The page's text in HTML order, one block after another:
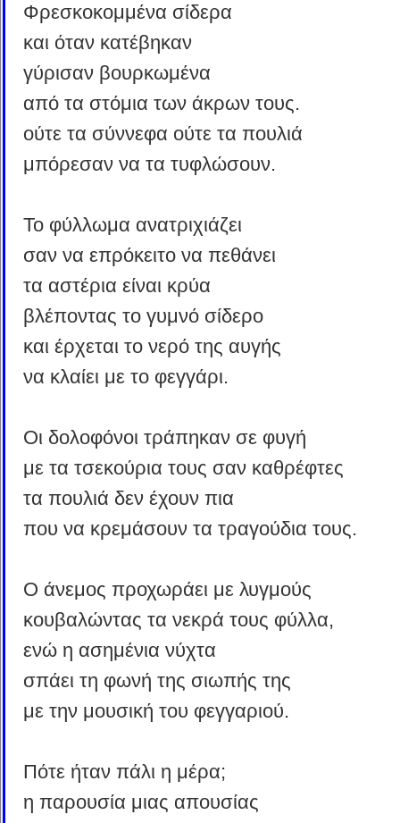
Φρεσκοκομμένα σίδερα
και όταν κατέβηκαν
γύρισαν βουρκωμένα
από τα στόμια των άκρων τους.
ούτε τα σύννεφα ούτε τα πουλιά
μπόρεσαν να τα τυφλώσουν.
Το φύλλωμα ανατριχιάζει
σαν να επρόκειτο να πεθάνει
τα αστέρια είναι κρύα
βλέποντας το γυμνό σίδερο
και έρχεται το νερό της αυγής
να κλαίει με το φεγγάρι.
Οι δολοφόνοι τράπηκαν σε φυγή
με τα τσεκούρια τους σαν καθρέφτες
τα πουλιά δεν έχουν πια
που να κρεμάσουν τα τραγούδια τους.
Ο άνεμος προχωράει με λυγμούς
κουβαλώντας τα νεκρά τους φύλλα,
ενώ η ασημένια νύχτα
σπάει τη φωνή της σιωπής της
με την μουσική του φεγγαριού.
Πότε ήταν πάλι η μέρα;
η παρουσία μιας απουσίας